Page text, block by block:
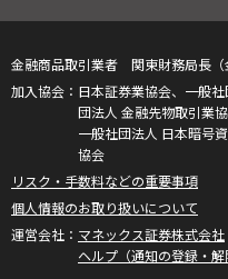
金融商品取引業者 関東財務局長（
日本証券業協会、一般
団法人 金融先物取引業協
一般社団法人 日本暗号
協会
リスク・手数料などの重要事項
個人情報のお取り扱いについて
マネックス証券株式会社
ヘルプ（通知の登録・解